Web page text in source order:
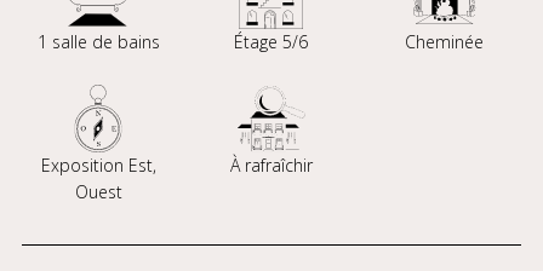
1 salle de bains Étage 5/6 Cheminée
Exposition Est,
Ouest
À rafraîchir